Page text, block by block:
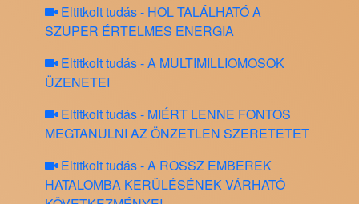
Eltitkolt tudás - HOL TALÁLHATÓ A
SZUPER ÉRTELMES ENERGIA
Eltitkolt tudás - A MULTIMILLIOMOSOK
ÜZENETEI
Eltitkolt tudás - MIÉRT LENNE FONTOS
MEGTANULNI AZ ÖNZETLEN SZERETETET
Eltitkolt tudás - A ROSSZ EMBEREK
HATALOMBA KERÜLÉSÉNEK VÁRHATÓ